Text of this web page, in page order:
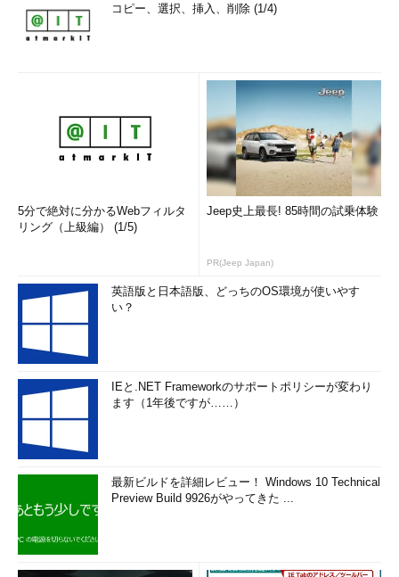
常に起動しなくなった場合、その原因も対処方法も分からず、手
に負えないというユーザーがほとんどではないでしょうか。
ストールを一時的に防止する方法（マイクロソフト サポー
まだある！ Windows Updateが嫌われる理由
コピー、選択、挿入、削除 (1/4)
5分で絶対に分かるWebフィルタ
リング（上級編） (1/5)
Jeep史上最長! 85時間の試乗体験
PR(Jeep Japan)
英語版と日本語版、どっちのOS環境が使いやす
い？
IEと.NET Frameworkのサポートポリシーが変わり
ます（1年後ですが……）
最新ビルドを詳細レビュー！ Windows 10 Technical
Preview Build 9926がやってきた ...